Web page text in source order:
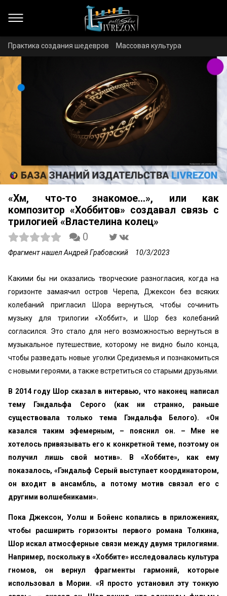
Практика создания шедевров Массовая культура
«Хм, что-то знакомое…», или как
композитор «Хоббитов» создавал связь с
трилогией «Властелина колец»
0
Фрагмент нашел Андрей Грабовский 10/3/2023
Какими бы ни оказались творческие разногласия, когда на
горизонте замаячил остров Черепа, Джексон без всяких
колебаний пригласил Шора вернуться, чтобы сочинить
музыку для трилогии «Хоббит», и Шор без колебаний
согласился. Это стало для него возможностью вернуться в
музыкальное путешествие, которому не видно было конца,
чтобы разведать новые уголки Средиземья и познакомиться
с новыми героями, а также встретиться со старыми друзьями.
В 2014 году Шор сказал в интервью, что наконец написал
тему Гэндальфа Серого (как ни странно, раньше
существовала только тема Гэндальфа Белого). «Он
казался таким эфемерным, – пояснил он. – Мне не
хотелось привязывать его к конкретной теме, поэтому он
получил лишь свой мотив». В «Хоббите», как ему
показалось, «Гэндальф Серый выступает координатором,
он входит в ансамбль, а потому мотив связал его с
другими волшебниками».
Пока Джексон, Уолш и Бойенс копались в приложениях,
чтобы расширить горизонты первого романа Толкина,
Шор искал атмосферные связи между двумя трилогиями.
Например, поскольку в «Хоббите» исследовалась культура
гномов, он вернул фрагменты гармоний, которые
использовал в Мории. «Я просто установил эту тонкую